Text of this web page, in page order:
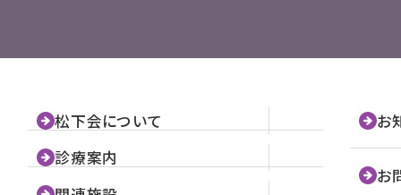
松下会について
診療案内
お
お